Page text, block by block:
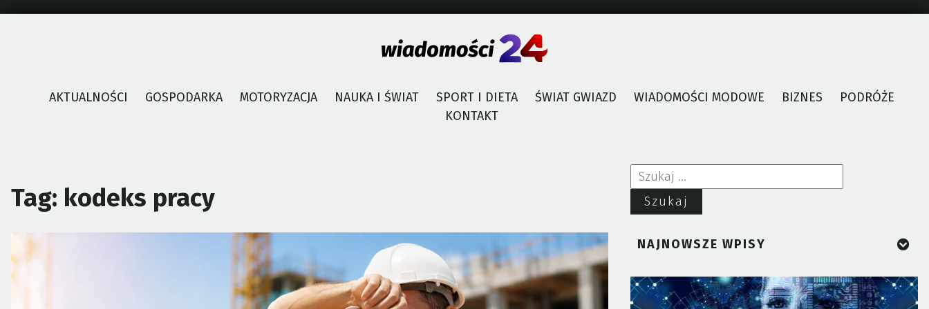
AKTUALNOŚCI GOSPODARKA MOTORYZACJA NAUKA I ŚWIAT SPORT I DIETA ŚWIAT GWIAZD WIADOMOŚCI MODOWE BIZNES
PODRÓŻE
KONTAKT
Tag: kodeks pracy
Szukaj:
NAJNOWSZE WPISY